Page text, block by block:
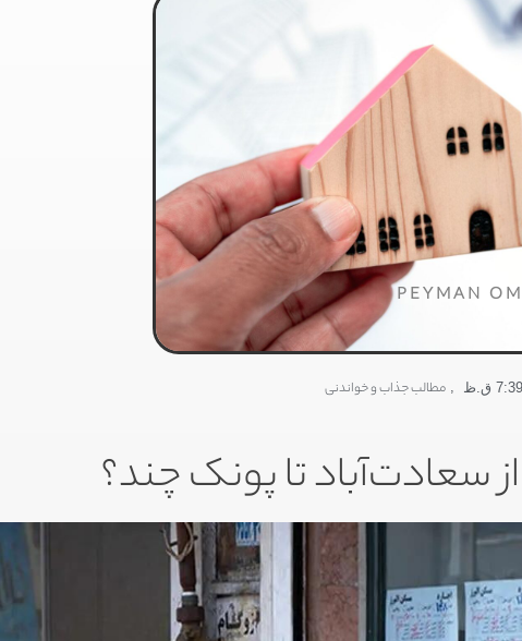
PEYMAN
7:39 ق.ظ مطالب جذاب و خواندنی
سعادت‌آباد تا پونک چند؟